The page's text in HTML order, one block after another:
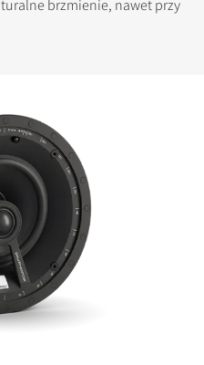
brzmienie, nawet przy